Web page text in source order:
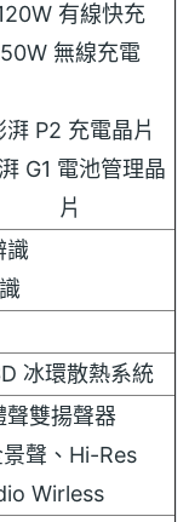
有線快充
50W 無線充電
湃 P2 充電晶片
G1 電池管理晶
片
識
冰環散熱系統
聲雙揚聲器
聲、Hi-Res
Wirless